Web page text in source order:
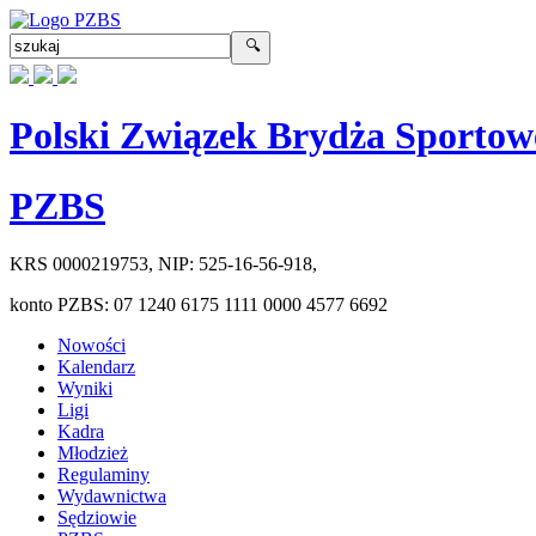
Polski Związek Brydża
PZBS
KRS 0000219753, NIP: 525-16-56-918,
konto PZBS: 07 1240 6175 1111 0000 4577 6692
Nowości
Kalendarz
Wyniki
Ligi
Kadra
Młodzież
Regulaminy
Wydawnictwa
Sędziowie